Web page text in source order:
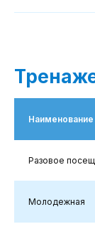
Наименование
Разовое
Молодежная